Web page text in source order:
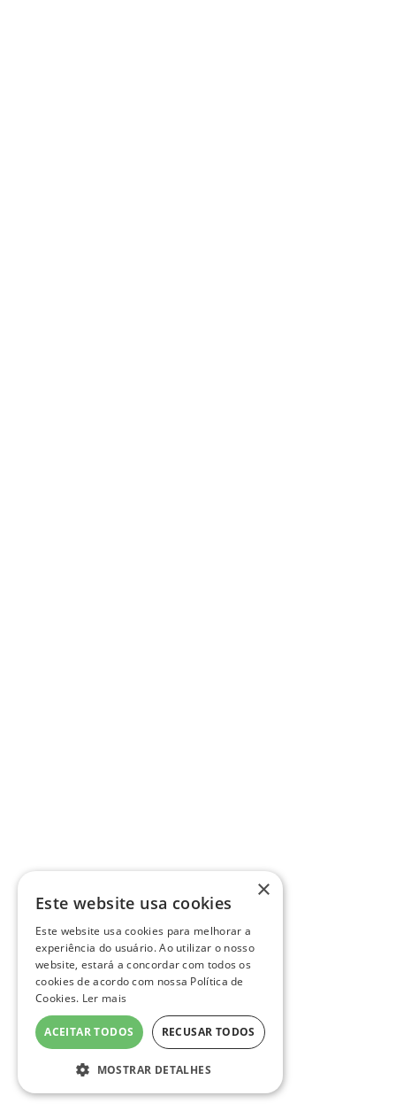
×
Este website usa cookies
Este website usa cookies para melhorar a
experiência do usuário. Ao utilizar o nosso
website, estará a concordar com todos os
cookies de acordo com nossa Política de
Cookies. Ler mais
ACEITAR TODOS RECUSAR TODOS
MOSTRAR DETALHES